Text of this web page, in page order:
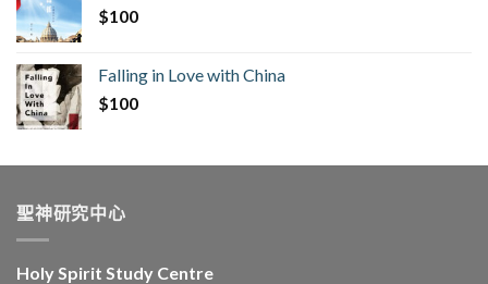
$100
Falling in Love with China
$100
聖神研究中心
Holy Spirit Study Centre